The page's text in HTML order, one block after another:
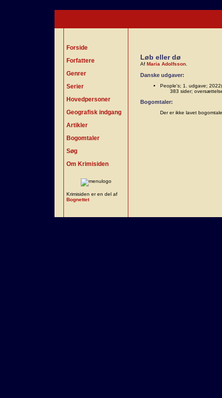
Forside
Forfattere
Genrer
Serier
Hovedpersoner
Geografisk indgang
Artikler
Bogomtaler
Søg
Om Krimisiden
Krimisiden er en del af
Bognettet
Løb eller dø
Af Maria Adolfsson
Danske udgaver:
People's; 1. udgave;
383 sider;
Bogomtaler:
Der er ikke lavet